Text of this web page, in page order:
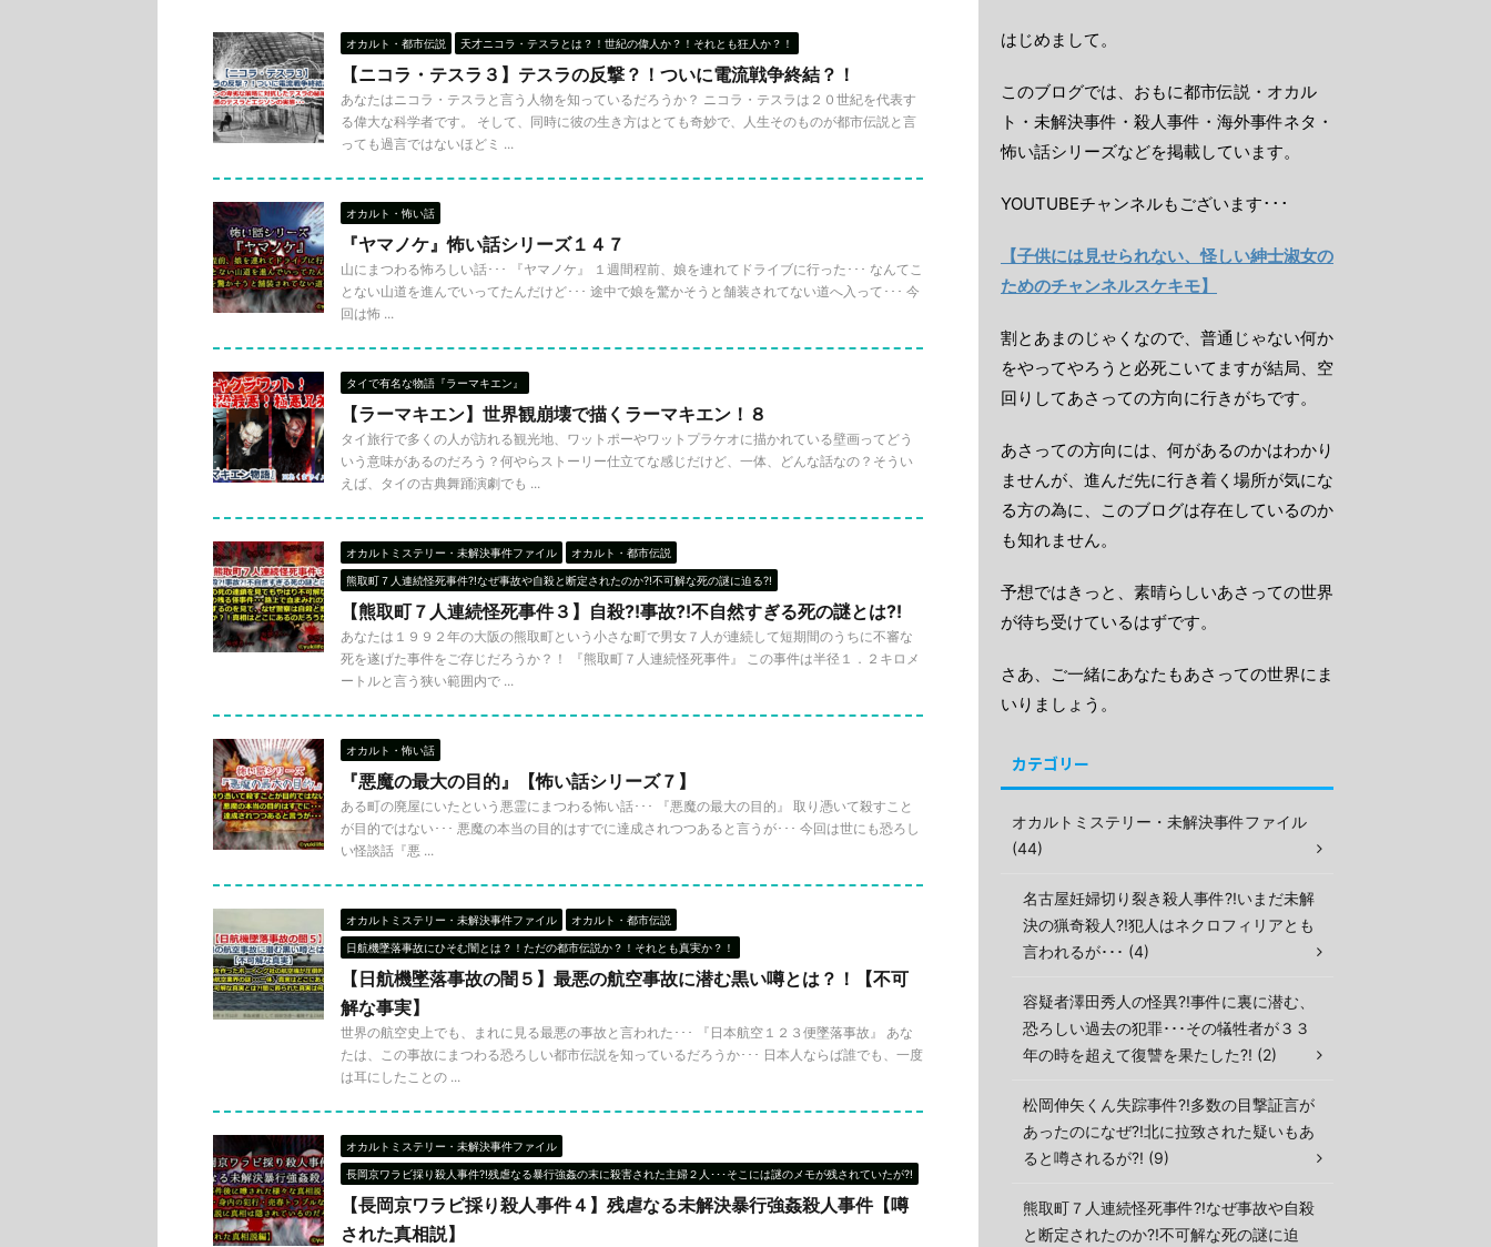
オカルト・都市伝説 天才ニコラ・テスラとは？！世紀の偉人か？！それとも狂人か？！
【ニコラ・テスラ３】テスラの反撃？！ついに電流戦争終結？！
あなたはニコラ・テスラと言う人物を知っているだろうか？ ニコラ・テスラは２０世紀を代表す
る偉大な科学者です。 そして、同時に彼の生き方はとても奇妙で、人生そのものが都市伝説と言
っても過言ではないほどミ ...
オカルト・怖い話
『ヤマノケ』怖い話シリーズ１４７
山にまつわる怖ろしい話･･･ 『ヤマノケ』 １週間程前、娘を連れてドライブに行った･･･ なんてこ
とない山道を進んでいってたんだけど･･･ 途中で娘を驚かそうと舗装されてない道へ入って･･･ 今
回は怖 ...
タイで有名な物語『ラーマキエン』
【ラーマキエン】世界観崩壊で描くラーマキエン！８
タイ旅行で多くの人が訪れる観光地、ワットポーやワットプラケオに描かれている壁画ってどう
いう意味があるのだろう？何やらストーリー仕立てな感じだけど、一体、どんな話なの？そうい
えば、タイの古典舞踊演劇でも ...
オカルトミステリー・未解決事件ファイル オカルト・都市伝説
熊取町７人連続怪死事件?!なぜ事故や自殺と断定されたのか?!不可解な死の謎に迫る?!
【熊取町７人連続怪死事件３】自殺?!事故?!不自然すぎる死の謎とは?!
あなたは１９９２年の大阪の熊取町という小さな町で男女７人が連続して短期間のうちに不審な
死を遂げた事件をご存じだろうか？！ 『熊取町７人連続怪死事件』 この事件は半径１．２キロメ
ートルと言う狭い範囲内で ...
オカルト・怖い話
『悪魔の最大の目的』【怖い話シリーズ７】
ある町の廃屋にいたという悪霊にまつわる怖い話･･･ 『悪魔の最大の目的』 取り憑いて殺すこと
が目的ではない･･･ 悪魔の本当の目的はすでに達成されつつあると言うが･･･ 今回は世にも恐ろし
い怪談話『悪 ...
オカルトミステリー・未解決事件ファイル オカルト・都市伝説
日航機墜落事故にひそむ闇とは？！ただの都市伝説か？！それとも真実か？！
【日航機墜落事故の闇５】最悪の航空事故に潜む黒い噂とは？！【不可
解な事実】
世界の航空史上でも、まれに見る最悪の事故と言われた･･･ 『日本航空１２３便墜落事故』 あな
たは、この事故にまつわる恐ろしい都市伝説を知っているだろうか･･･ 日本人ならば誰でも、一度
は耳にしたことの ...
オカルトミステリー・未解決事件ファイル
長岡京ワラビ採り殺人事件?!残虐なる暴行強姦の末に殺害された主婦２人･･･そこには謎のメモが残されていたが?!
【長岡京ワラビ採り殺人事件４】残虐なる未解決暴行強姦殺人事件【噂
された真相説】
はじめまして。
このブログでは、おもに都市伝説・オカル
ト・未解決事件・殺人事件・海外事件ネタ・
怖い話シリーズなどを掲載しています。
YOUTUBEチャンネルもございます･･･
【子供には見せられない、怪しい紳士淑女の
ためのチャンネルスケキモ】
割とあまのじゃくなので、普通じゃない何か
をやってやろうと必死こいてますが結局、空
回りしてあさっての方向に行きがちです。
あさっての方向には、何があるのかはわかり
ませんが、進んだ先に行き着く場所が気にな
る方の為に、このブログは存在しているのか
も知れません。
予想ではきっと、素晴らしいあさっての世界
が待ち受けているはずです。
さあ、ご一緒にあなたもあさっての世界にま
いりましょう。
カテゴリー
オカルトミステリー・未解決事件ファイル
(44)
名古屋妊婦切り裂き殺人事件?!いまだ未解
決の猟奇殺人?!犯人はネクロフィリアとも
言われるが･･･ (4)
容疑者澤田秀人の怪異?!事件に裏に潜む、
恐ろしい過去の犯罪･･･その犠牲者が３３
年の時を超えて復讐を果たした?! (2)
松岡伸矢くん失踪事件?!多数の目撃証言が
あったのになぜ?!北に拉致された疑いもあ
ると噂されるが?! (9)
熊取町７人連続怪死事件?!なぜ事故や自殺
と断定されたのか?!不可解な死の謎に迫